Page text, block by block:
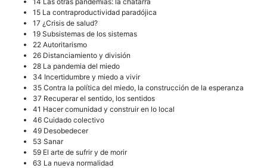
15 La contraproductividad paradójica
17 ¿Crisis de salud?
19 Subsistemas de los sistemas
22 Autoritarismo
26 Distanciamiento y división
28 La pandemia del miedo
34 Incertidumbre y miedo a vivir
35 Contra la política del miedo, la construcción de la esperanza
37 Recuperar el sentido, los sentidos
41 Hacer comunidad y construir en lo local
46 Cuidado colectivo
49 Desobedecer
53 Sanar
59 El arte de sufrir y de morir
63 La nueva normalidad